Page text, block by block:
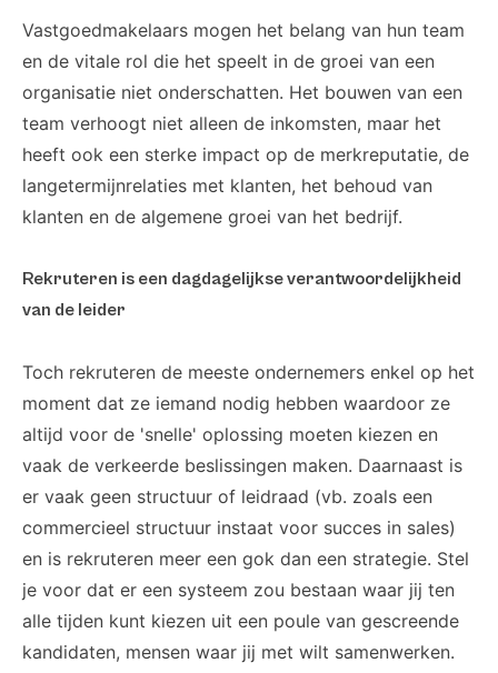
Vastgoedmakelaars mogen het belang van hun team
en de vitale rol die het speelt in de groei van een
organisatie niet onderschatten. Het bouwen van een
team verhoogt niet alleen de inkomsten, maar het
heeft ook een sterke impact op de merkreputatie, de
langetermijnrelaties met klanten, het behoud van
klanten en de algemene groei van het bedrijf.
Rekruteren is een dagdagelijkse verantwoordelijkheid
van de leider
Toch rekruteren de meeste ondernemers enkel op het
moment dat ze iemand nodig hebben waardoor ze
altijd voor de 'snelle' oplossing moeten kiezen en
vaak de verkeerde beslissingen maken. Daarnaast is
er vaak geen structuur of leidraad (vb. zoals een
commercieel structuur instaat voor succes in sales)
en is rekruteren meer een gok dan een strategie. Stel
je voor dat er een systeem zou bestaan waar jij ten
alle tijden kunt kiezen uit een poule van gescreende
kandidaten, mensen waar jij met wilt samenwerken.